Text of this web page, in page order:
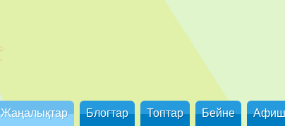
Жаңалықтар Блогтар Топтар Бейне